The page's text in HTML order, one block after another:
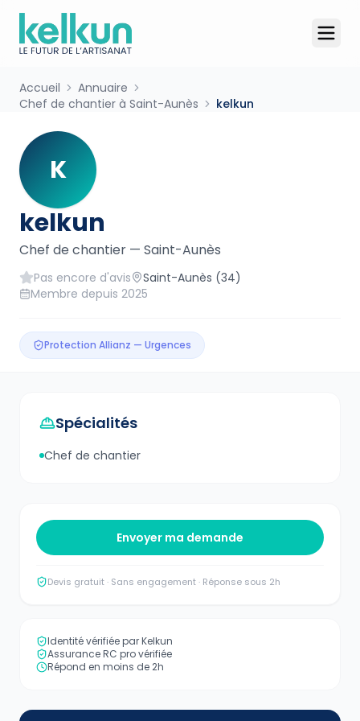
Accueil
Annuaire
Chef de chantier à Saint-Aunès
kelkun
K
kelkun
Chef de chantier — Saint-Aunès
Pas encore d'avis Saint-Aunès (34)
Membre depuis 2025
Protection Allianz — Urgences
Spécialités
Chef de chantier
Envoyer ma demande
Devis gratuit · Sans engagement · Réponse sous 2h
Identité vérifiée par Kelkun
Assurance RC pro vérifiée
Répond en moins de 2h